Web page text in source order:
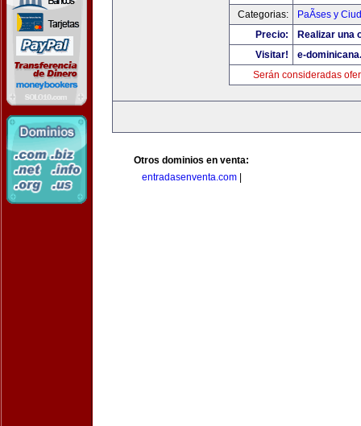
Categorias:
PaÃ­ses y
Precio:
Realizar una
Visitar!
e-
Serán consideradas
Otros dominios en venta:
entradasenventa.com|